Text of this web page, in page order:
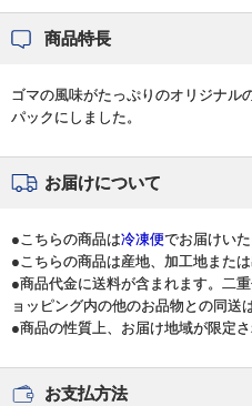
商品特長
ゴマの風味がたっぷりのオリジナル
パックにしました。
お届けについて
●こちらの商品は冷凍便でお届けいた
●こちらの商品は産地、加工地また
●商品代金に送料が含まれます。二
ョッピング内の他のお品物との同送
●商品の性質上、お届け地域が限定
お支払方法